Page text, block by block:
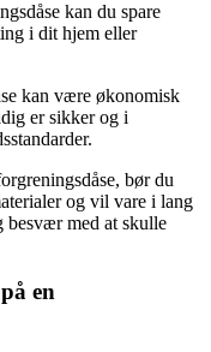
kan du spare
i dit hjem eller
kan være økonomisk
er sikker og i
bør du
og vil vare i lang
besvær med at skulle
en